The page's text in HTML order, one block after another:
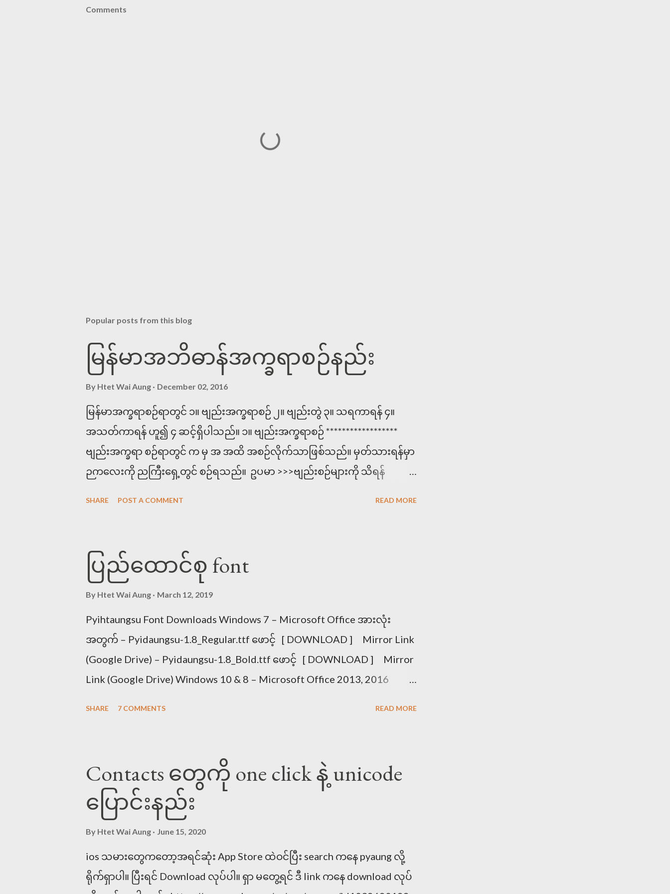
Comments
Popular posts from this blog
မြန်မာအဘိဓာန်အက္ခရာစဉ်နည်း
By Htet Wai Aung December 02, 2016
မြန်မာအက္ခရာစဉ်ရာတွင် ၁။ ဗျည်းအက္ခရာစဉ် ၂။ ဗျည်းတွဲ ၃။ သရကာရန် ၄။
အသတ်ကာရန် ဟူ၍ ၄ ဆင့်ရှိပါသည်။ ၁။ ဗျည်းအက္ခရာစဉ် ******************
ဗျည်းအက္ခရာ စဉ်ရာတွင် က မှ အ အထိ အစဉ်လိုက်သာဖြစ်သည်။ မှတ်သားရန်မှာ
ဉကလေးကို ညကြီးရှေ့တွင် စဉ်ရသည်။ ဥပမာ >>>ဗျည်းစဉ်များကို သိရန်
၏ စာလုံးဆင့်ပုံစံ ဖြစ်ပါသည်။ ထို့ကြောင့် ယ၊ရ၊ဝ၊ဟ အစဉ်လိုက်အတိုင်းစဉ်ရ
သည်။ ကျ၊ကြ၊ကှ၊ကွ။ ကျွ၊ ကြွ။ ကျှ၊ကြှ၊ကွှ။ ကျွှ၊ကြွှ။ (ကဗျည်းနှင့် ပေါင်းပြထား
ပါသည်) ရှင်းအောင်ပြရပါက ကျ=က ယ။ ကြ=က ရ။ ကှ=က ဟ။ ကွ=က ဝ
ဝ ဟ။ ကြွှ=က ရ ဝ ဟ ဖြစ်ပါသည်။ ဥပမာ >>>မျောက်ကြီး၊ မွဲတေ၊ မျှတ၊ မြို့မ၊
မှတ်ခြင်၊ မြွေပါ၊ မွှေးပျံ့။ မျောက်ကြီး၊ မြို့မ၊ မွဲတေ၊ မှတ်ခြင်၊ မြွေပါ၊ မျှတ၊
SHARE POST A COMMENT READ MORE
ပြည်ထောင်စု font
By Htet Wai Aung March 12, 2019
Pyihtaungsu Font Downloads Windows 7 – Microsoft Office အားလုံး
အတွက် – Pyidaungsu-1.8_Regular.ttf ဖောင့် [ DOWNLOAD ] Mirror Link
(Google Drive) – Pyidaungsu-1.8_Bold.ttf ဖောင့် [ DOWNLOAD ] Mirror
Link (Google Drive) Windows 10 & 8 – Microsoft Office 2013, 2016
ဖောင့်ပရိုဖိုင် Safari Browser ကိုသုံး၍ ဒေါင်းပါ [ DOWNLOAD ] Mirror
Link (Google Drive) Download Myanmar Unicode Keyboards KeyMan
Keyboard အသုံးပြုခြင်း Download Myanmar Unicode Fonts Myanmar3
အဟောင်း – Myanmar3_MultiOS.ttf ဖောင့် [ DOWNLOAD ] Mirror Link
(Google Driv...
SHARE 7 COMMENTS READ MORE
Contacts တွေကို one click နဲ့ unicode
ပြောင်းနည်း
By Htet Wai Aung June 15, 2020
ios သမားတွေကတော့အရင်ဆုံး App Store ထဲဝင်ပြီး search ကနေ pyaung လို့
ရိုက်ရှာပါ။ ပြီးရင် Download လုပ်ပါ။ ရှာ မတွေ့ရင် ဒီ link ကနေ download လုပ်